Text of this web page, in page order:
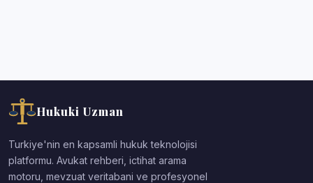
Hukuki Uzman
Turkiye'nin en kapsamli hukuk teknolojisi
platformu. Avukat rehberi, ictihat arama
motoru, mevzuat veritabani ve profesyonel